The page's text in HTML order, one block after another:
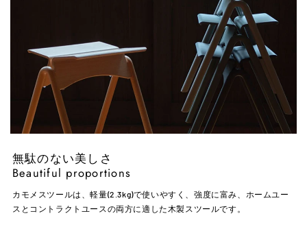
無駄のない美しさ
Beautiful proportions
カモメスツールは、軽量(2.3kg)で使いやすく、強度に富み、ホームユー
スとコントラクトユースの両方に適した木製スツールです。